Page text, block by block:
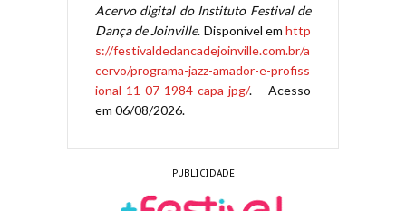
Acervo digital do Instituto Festival de
Dança de Joinville. Disponível emhttp
s://festivaldedancadejoinville.com.br/a
cervo/programa-jazz-amador-e-profiss
ional-11-07-1984-capa-jpg/. Acesso
em 06/08/2026.
PUBLICIDADE